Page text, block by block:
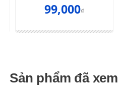
99,000₫
Sản phẩm đã xem